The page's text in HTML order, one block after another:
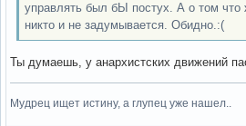
управлять был бЫ постух. А о том
никто и не задумывается. Обидно.:(
Ты думаешь, у анархистских движений
Мудрец ищет истину, а глупец уже нашел..